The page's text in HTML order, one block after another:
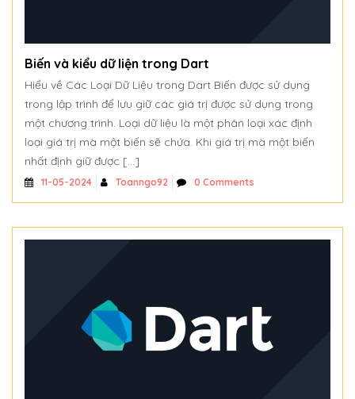
Biến và kiểu dữ liện trong Dart
Hiểu về Các Loại Dữ Liệu trong Dart Biến được sử dụng
trong lập trình để lưu giữ các giá trị được sử dụng trong
một chương trình. Loại dữ liệu là một phân loại xác định
loại giá trị mà một biến sẽ chứa. Khi giá trị mà một biến
nhất định giữ được […]
11-05-2024 Toanngo92 0 Comments